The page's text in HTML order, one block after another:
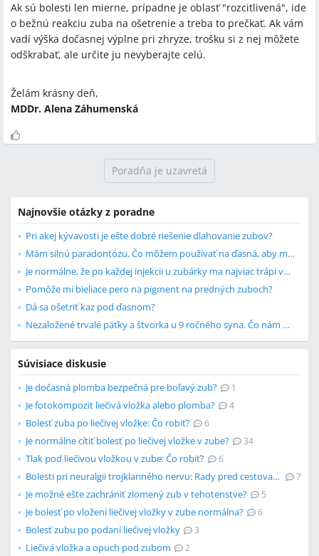
Ak sú bolesti len mierne, prípadne je oblasť "rozcitlivená", ide
o bežnú reakciu zuba na ošetrenie a treba to prečkať. Ak vám
vadí výška dočasnej výplne pri zhryze, trošku si z nej môžete
odškrabať, ale určite ju nevyberajte celú.
Želám krásny deň,
MDDr. Alena Záhumenská
Poradňa je uzavretá
Najnovšie otázky z poradne
Pri akej kývavosti je ešte dobré riešenie dlahovanie zubov?
Mám silnú paradontózu. Čo môžem používať na ďasná, aby ma neboleli?
Je normálne, že po každej injekcii u zubárky ma najviac trápi vpich po injekcii?
Pomôže mi bieliace pero na pigment na predných zuboch?
Dá sa ošetriť kaz pod ďasnom?
Nezaložené trvalé päťky a štvorka u 9 ročného syna. Čo nám odporúčate?
Súvisiace diskusie
Je dočasná plomba bezpečná pre boľavý zub? 1
Je fotokompozit liečivá vložka alebo plomba? 4
Bolesť zuba po liečivej vložke: Čo robiť? 6
Je normálne cítiť bolesť po liečivej vložke v zube? 34
Tlak pod liečivou vložkou v zube: Čo robiť? 6
Bolesti pri neuralgii trojklanného nervu: Rady pred cestovaním lietadlom 7
Je možné ešte zachrániť zlomený zub v tehotenstve? 5
Je bolesť po vložení liečivej vložky v zube normálna? 6
Bolesť zubu po podaní liečivej vložky 3
Liečivá vložka a opuch pod zubom 2